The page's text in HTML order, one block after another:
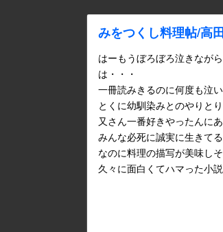
みをつくし料理帖/高
はーもうぼろぼろ泣きなが
は・・・
一冊読みきるのに何度も泣
とくに幼馴染みとのやりと
又さん一番好きやったんに
みんな必死に誠実に生きて
なのに料理の描写が美味し
久々に面白くてハマった小